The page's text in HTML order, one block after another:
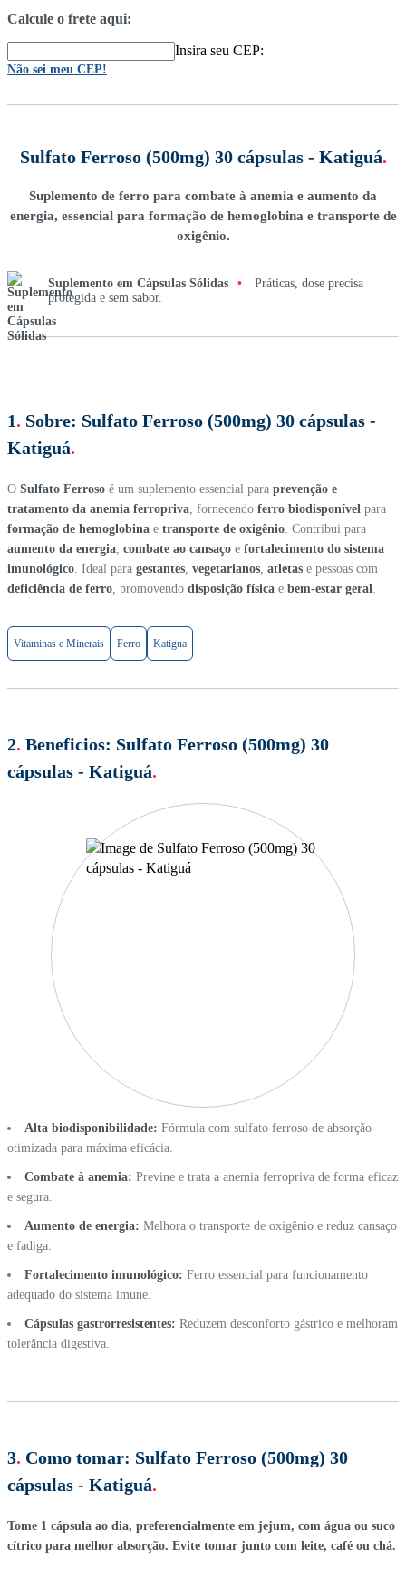
Calcule o frete aqui:
Insira seu CEP:
Não sei meu CEP!
Sulfato Ferroso (500mg) 30 cápsulas - Katiguá.
Suplemento de ferro para combate à anemia e aumento da
energia, essencial para formação de hemoglobina e transporte de
oxigênio.
Suplemento em Cápsulas Sólidas •
Práticas, dose precisa
protegida e sem sabor.
1. Sobre: Sulfato Ferroso (500mg) 30 cápsulas -
Katiguá.
O Sulfato Ferroso é um suplemento essencial para prevenção e
tratamento da anemia ferropriva , fornecendo ferro biodisponível para
formação de hemoglobina e transporte de oxigênio . Contribui para
aumento da energia combate ao cansaço e fortalecimento do sistema
imunológico . Ideal para gestantes vegetarianos atletas e pessoas com
deficiência de ferro , promovendo disposição física e bem-estar geral
Vitaminas e Minerais Ferro Katigua
2. Beneficios: Sulfato Ferroso (500mg) 30
cápsulas - Katiguá.
Alta biodisponibilidade: Fórmula com sulfato ferroso de absorção
otimizada para máxima eficácia.
Combate à anemia: Previne e trata a anemia ferropriva de forma eficaz
e segura.
Aumento de energia: Melhora o transporte de oxigênio e reduz cansaço
e fadiga.
Fortalecimento imunológico: Ferro essencial para funcionamento
adequado do sistema imune.
Cápsulas gastrorresistentes: Reduzem desconforto gástrico e melhoram
tolerância digestiva.
3. Como tomar: Sulfato Ferroso (500mg) 30
cápsulas - Katiguá.
Tome 1 cápsula ao dia, preferencialmente em jejum, com água ou suco
cítrico para melhor absorção. Evite tomar junto com leite, café ou chá.